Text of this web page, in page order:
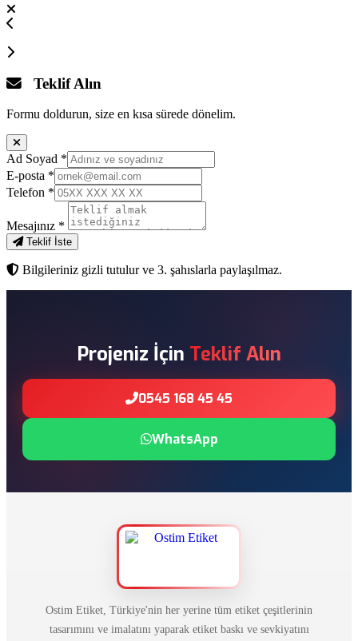
Teklif Alın
Formu doldurun, size en kısa sürede dönelim.
Ad Soyad *
E-posta *
Telefon *
Mesajınız *
Teklif İste
Bilgileriniz gizli tutulur ve 3. şahıslarla paylaşılmaz.
Projeniz İçin Teklif Alın
0545 168 45 45
WhatsApp
Ostim Etiket, Türkiye'nin her yerine tüm etiket çeşitlerinin
tasarımını ve imalatını yaparak etiket baskı ve sevkiyatını